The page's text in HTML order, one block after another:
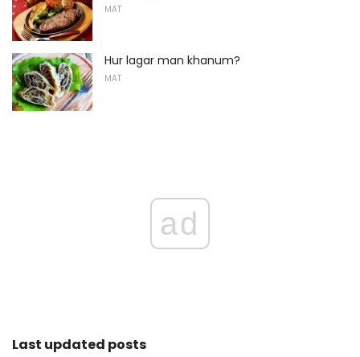
MAT
Hur lagar man khanum?
MAT
ad
Last updated posts